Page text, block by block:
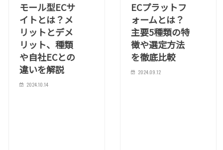
モール型ECサ
イトとは？メ
リットとデメ
リット、種類
や自社ECとの
違いを解説
2024.10.14
ECプラットフ
ォームとは？
主要5種類の特
徴や選定方法
を徹底比較
2024.09.12